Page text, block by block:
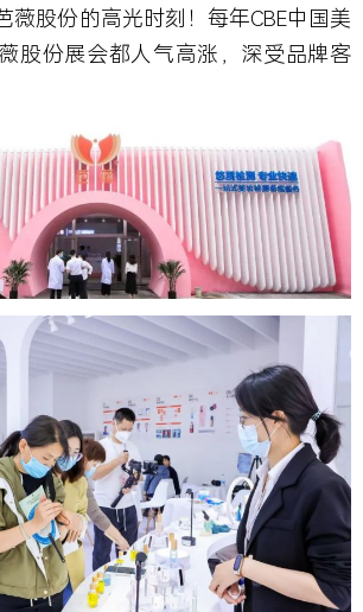
薇股份的高光时刻！每年CBE中国美
股份展会都人气高涨，深受品牌客